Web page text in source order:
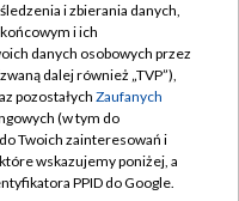
TVP
i zbierania danych,
i ich
danych osobowych przez
dalej również „TVP”),
pozostałych Zaufanych
(w tym do
Twoich zainteresowań i
wskazujemy poniżej, a
PPID do Google.